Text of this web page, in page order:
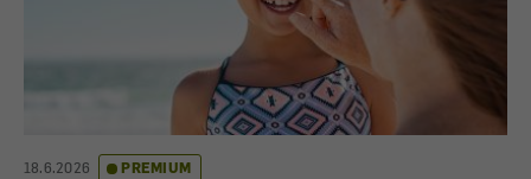
18.6.2026 PREMIUM